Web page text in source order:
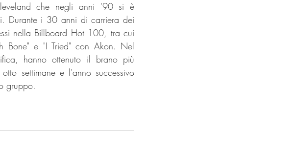
che negli anni '90 si è
Durante i 30 anni di carriera dei
nella Billboard Hot 100, tra cui
Bone" e "I Tried" con Akon. Nel
hanno ottenuto il brano più
settimane e l'anno successivo
gruppo.